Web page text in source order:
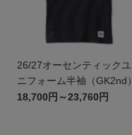
26/27オーセンティックユ
ニフォーム半袖（GK2nd）
18,700円～23,760円